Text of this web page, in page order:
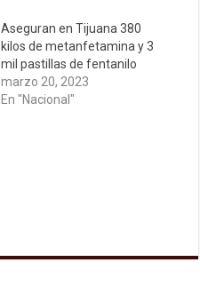
Aseguran en Tijuana 380
kilos de metanfetamina y 3
mil pastillas de fentanilo
marzo 20, 2023
En "Nacional"